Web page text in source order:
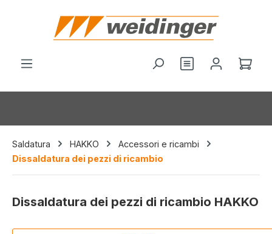
principale
Hai 0 articoliIl
Saldatura HAKKO
Accessori e ricambi
Dissaldatura dei pezzi di ricambio
Dissaldatura dei pezzi di ricambio HAKKO